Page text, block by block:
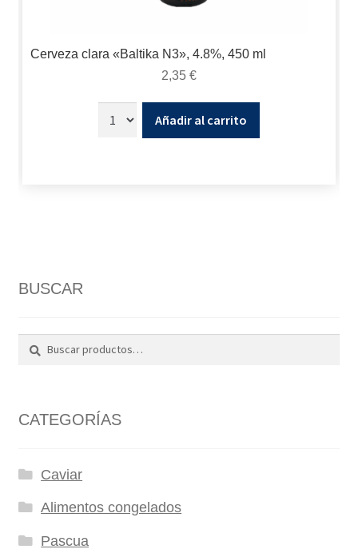
Cerveza clara «Baltika N3», 4.8%, 450 ml
2,35 €
Añadir al carrito
BUSCAR
Buscar
CATEGORÍAS
Caviar
Alimentos congelados
Pascua